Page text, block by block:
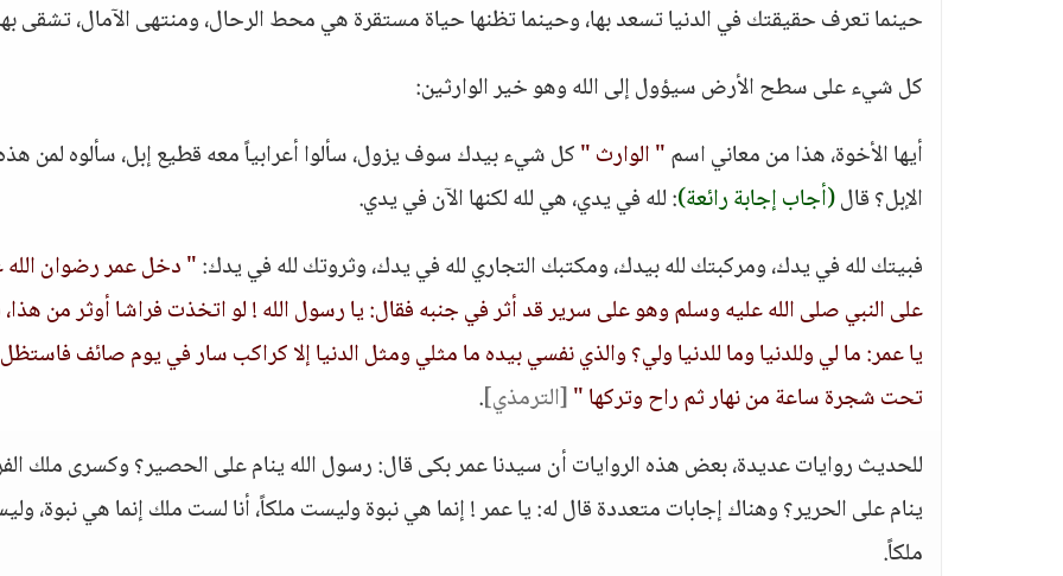
حينما تعرف حقيقتك في الدنيا تسعد بها، وحينما تظنها حياة مستقرة هي محط الرحال، ومنتهى الآمال، تشقى
كل شيء على سطح الأرض سيؤول إلى الله وهو خير الوارثين:
أيها الأخوة، هذا من معاني اسم" الوارث "كل شيء بيدك سوف يزول، سألوا أعرابياً معه قطيع إبل، سألوه لمن
الإبل؟ قال(أجاب إجابة رائعة): لله في يدي، هي لله لكنها الآن في يدي.
فبيتك لله في يدك، ومركبتك لله بيدك، ومكتبك التجاري لله في يدك، وثروتك لله في يدك:" دخل عمر رضوان الله
على النبي صلى الله عليه وسلم وهو على سرير قد أثر في جنبه فقال: يا رسول الله ! لو اتخذت فراشا أوثر من
يا عمر: ما لي وللدنيا وما للدنيا ولي؟ والذي نفسي بيده ما مثلي ومثل الدنيا إلا كراكب سار في يوم صائف فاستظل
تحت شجرة ساعة من نهار ثم راح وتركها "[الترمذي].
للحديث روايات عديدة، بعض هذه الروايات أن سيدنا عمر بكى قال: رسول الله ينام على الحصير؟ وكسرى ملك
ينام على الحرير؟ وهناك إجابات متعددة قال له: يا عمر ! إنما هي نبوة وليست ملكاً، أنا لست ملك إنما هي نبوة،
ملكاً.